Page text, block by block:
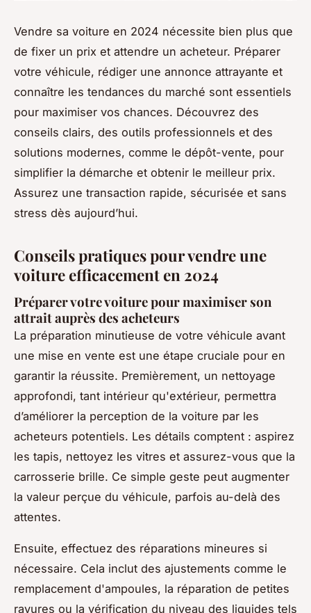
Vendre sa voiture en 2024 nécessite bien plus que
de fixer un prix et attendre un acheteur. Préparer
votre véhicule, rédiger une annonce attrayante et
connaître les tendances du marché sont essentiels
pour maximiser vos chances. Découvrez des
conseils clairs, des outils professionnels et des
solutions modernes, comme le dépôt-vente, pour
simplifier la démarche et obtenir le meilleur prix.
Assurez une transaction rapide, sécurisée et sans
stress dès aujourd’hui.
Conseils pratiques pour vendre une
voiture efficacement en 2024
Préparer votre voiture pour maximiser son
attrait auprès des acheteurs
La préparation minutieuse de votre véhicule avant
une mise en vente est une étape cruciale pour en
garantir la réussite. Premièrement, un nettoyage
approfondi, tant intérieur qu'extérieur, permettra
d’améliorer la perception de la voiture par les
acheteurs potentiels. Les détails comptent : aspirez
les tapis, nettoyez les vitres et assurez-vous que la
carrosserie brille. Ce simple geste peut augmenter
la valeur perçue du véhicule, parfois au-delà des
attentes.
Ensuite, effectuez des réparations mineures si
nécessaire. Cela inclut des ajustements comme le
remplacement d'ampoules, la réparation de petites
rayures ou la vérification du niveau des liquides tels